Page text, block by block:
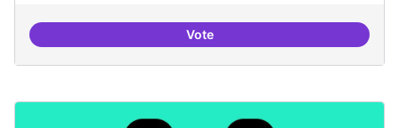
VoteConnectar repositori de